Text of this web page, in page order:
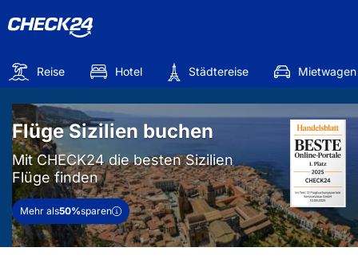
Reise Hotel Städtereise Mietwagen
Flüge Sizilien buchen
Mit CHECK24 die besten Sizilien
Flüge finden
Mehr als50%sparen